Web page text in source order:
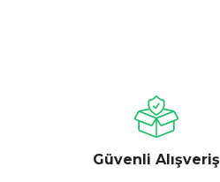
Güvenli Alışveriş